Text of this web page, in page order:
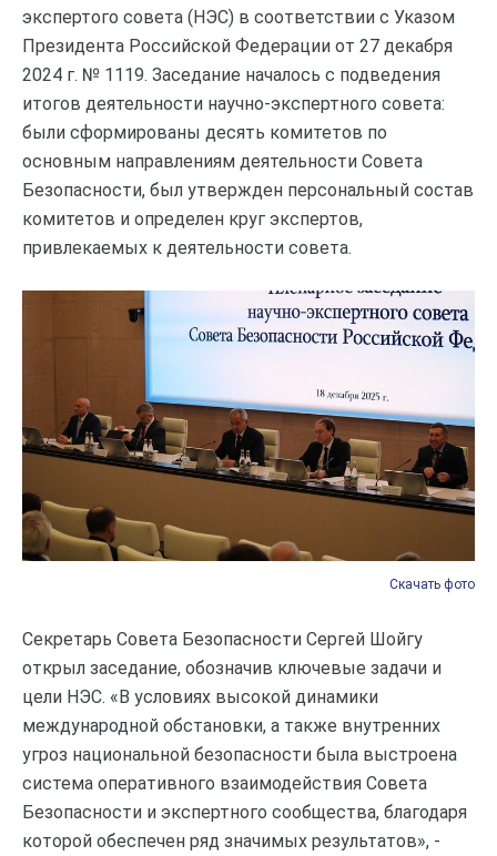
экспертого совета (НЭС) в соответствии с Указом
Президента Российской Федерации от 27 декабря
2024 г. № 1119. Заседание началось с подведения
итогов деятельности научно-экспертного совета:
были сформированы десять комитетов по
основным направлениям деятельности Совета
Безопасности, был утвержден персональный состав
комитетов и определен круг экспертов,
привлекаемых к деятельности совета.
Скачать фото
Скачать фото
Скачать фото
Скачать фото
Скачать фото
Скачать фото
Скачать фото
Секретарь Совета Безопасности Сергей Шойгу
открыл заседание, обозначив ключевые задачи и
цели НЭС. «В условиях высокой динамики
международной обстановки, а также внутренних
угроз национальной безопасности была выстроена
система оперативного взаимодействия Совета
Безопасности и экспертного сообщества, благодаря
которой обеспечен ряд значимых результатов», -